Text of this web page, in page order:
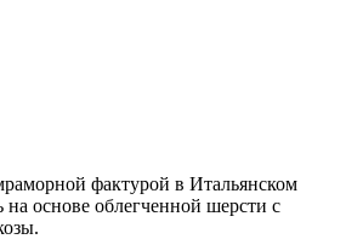
фактурой в Итальянском
на основе облегченной шерсти с